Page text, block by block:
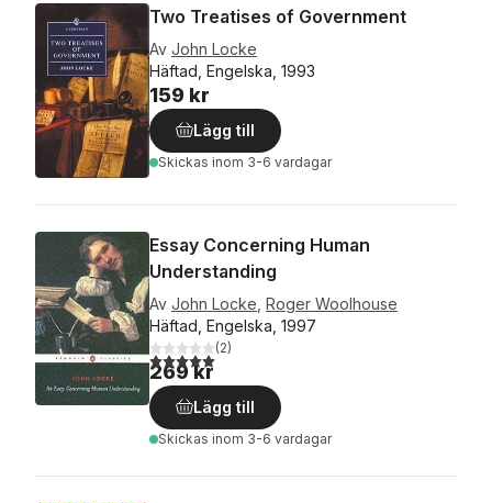
Two Treatises of Government
Av John Locke
Häftad, Engelska, 1993
159 kr
Lägg till
Skickas inom 3-6 vardagar
Essay Concerning Human
Understanding
Av John Locke Roger Woolhouse
Häftad, Engelska, 1997
5,0utav 5 stjärnor. Totalt antal röster:
(2)
269 kr
Lägg till
Skickas inom 3-6 vardagar